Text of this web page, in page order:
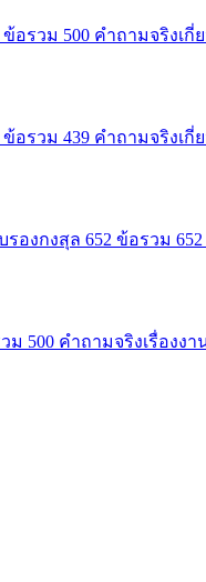
ข้อรวม 500 คำถามจริงเกี่
ข้อรวม 439 คำถามจริงเกี่
รองกงสุล 652 ข้อรวม
ม 500 คำถามจริงเรื่องงา